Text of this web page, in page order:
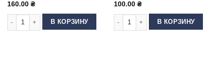
160.00 ₴
Количество товара Пробойник для турецкого пресса 9 мм
В КОРЗИНУ
100.00 ₴
Количество товара Пробойник для
В КОРЗИНУ